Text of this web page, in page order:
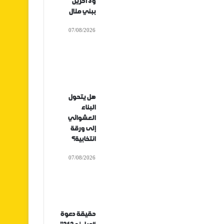
ببني ملال
07/08/2026
هل يتحول
البناء
العشوائي
إلى ورقة
انتخابية؟
07/08/2026
حقيقة دعوة